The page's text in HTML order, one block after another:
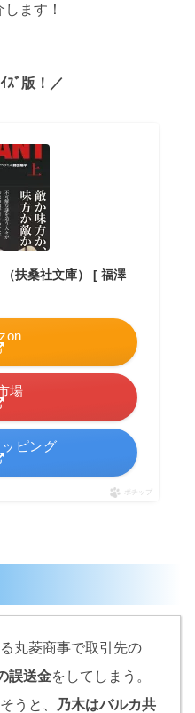
ます！
ｽﾞ版！／
扶桑社文庫） [ 福澤
場
ピング
ポチップ
丸菱商事で取引先の
誤送金をしてしまう。
うと、
乃木はバルカ共